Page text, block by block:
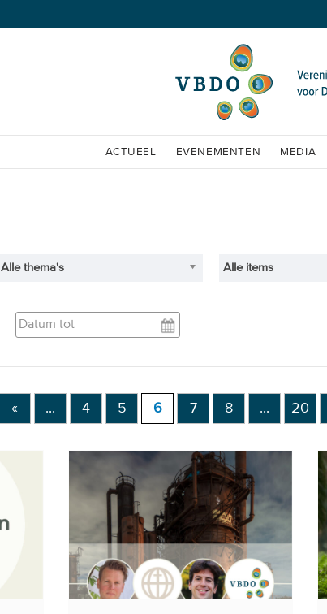
ACTUEEL EVENEMENTEN MEDIA
Alle thema's Alle items
« ... 4 5 6 7 8 ... 20